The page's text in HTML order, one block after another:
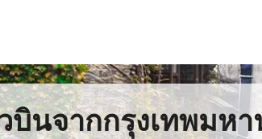
บินจากกรุงเทพมห